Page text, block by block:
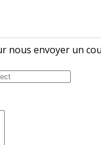
nous envoyer un